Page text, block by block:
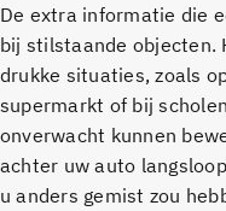
De extra informatie die
bij stilstaande objecten.
drukke situaties, zoals
supermarkt of bij
onverwacht kunnen
achter uw auto
u anders gemist zou